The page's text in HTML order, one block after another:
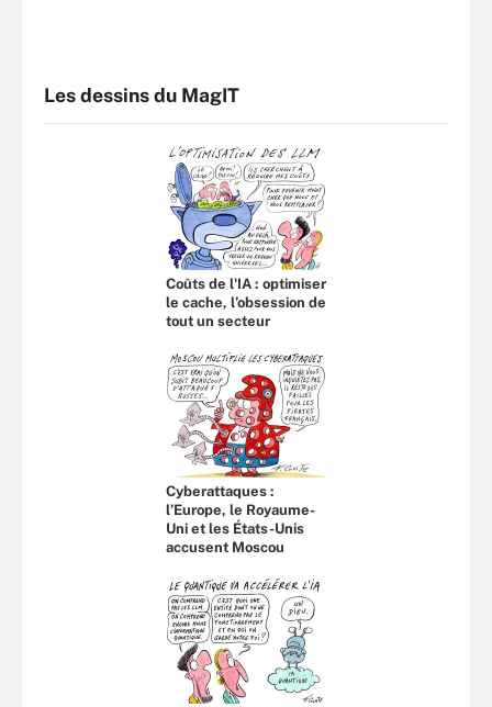
Les dessins du MagIT
Coûts de l'IA : optimiser
le cache, l’obsession de
tout un secteur
Cyberattaques :
l’Europe, le Royaume-
Uni et les États-Unis
accusent Moscou